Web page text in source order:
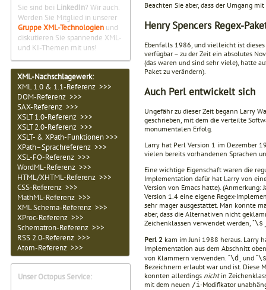
Sie sind bei LinkedIn? Wir auch.
Werden Sie Mitglied in unserer
Gruppe XML-Technologien und
diskutieren Sie spannende XML-
und KI-Themen mit uns!
XML-Nachschlagewerk:
XML 1.0 & 1.1-Referenz >>>
DOM-Referenz >>>
SAX-Referenz >>>
XSLT 1.0-Referenz >>>
XSLT 2.0-Referenz >>>
XSLT- & XPath-Funktionen >>>
XPath–Sprachreferenz >>>
XSL-FO-Referenz >>>
WordML-Referenz >>>
HTML/XHTML-Referenz >>>
CSS-Referenz >>>
MathML-Referenz >>>
XML Schema-Referenz >>>
XProc-Referenz >>>
Schematron-Referenz >>>
RSS 2.0-Referenz >>>
Atom-Referenz >>>
Unser Octopus Service:
Beachten Sie aber, dass der Umgang
Henry Spencers Regex-
Ebenfalls 1986, und vielleicht ist
verfügbar – zu der Zeit ein absolutes
(das waren und sind sehr viele), hatte
Paket zu verändern).
Auch Perl entwickelt sich
Ungefähr zu dieser Zeit begann Larry
geschrieben, mit dem die verteilte
monumentalen Erfolg.
Larry hat Perl Version 1 im Dezember
vielen bereits vorhandenen Sprachen
Eine wichtige Eigenschaft waren die
Implementation dafür hat Larry von
Version von Emacs hatte).
Version 1.4 eine eigene Regex-
sehr mager ausgestattet. Man konnte
aber, dass die Alternativen nicht
Zeichenklassen verwendet werden, ˹
Perl 2 kam im Juni 1988 heraus. Larry
Implementation aus dem Abschnitt
von Klammern verwenden. ˹\d ˼ und ˹\s
Bezeichnern erlaubt war und ist. Diese
konnten allerdings nicht in
mit dem neuen /i-Modifikator